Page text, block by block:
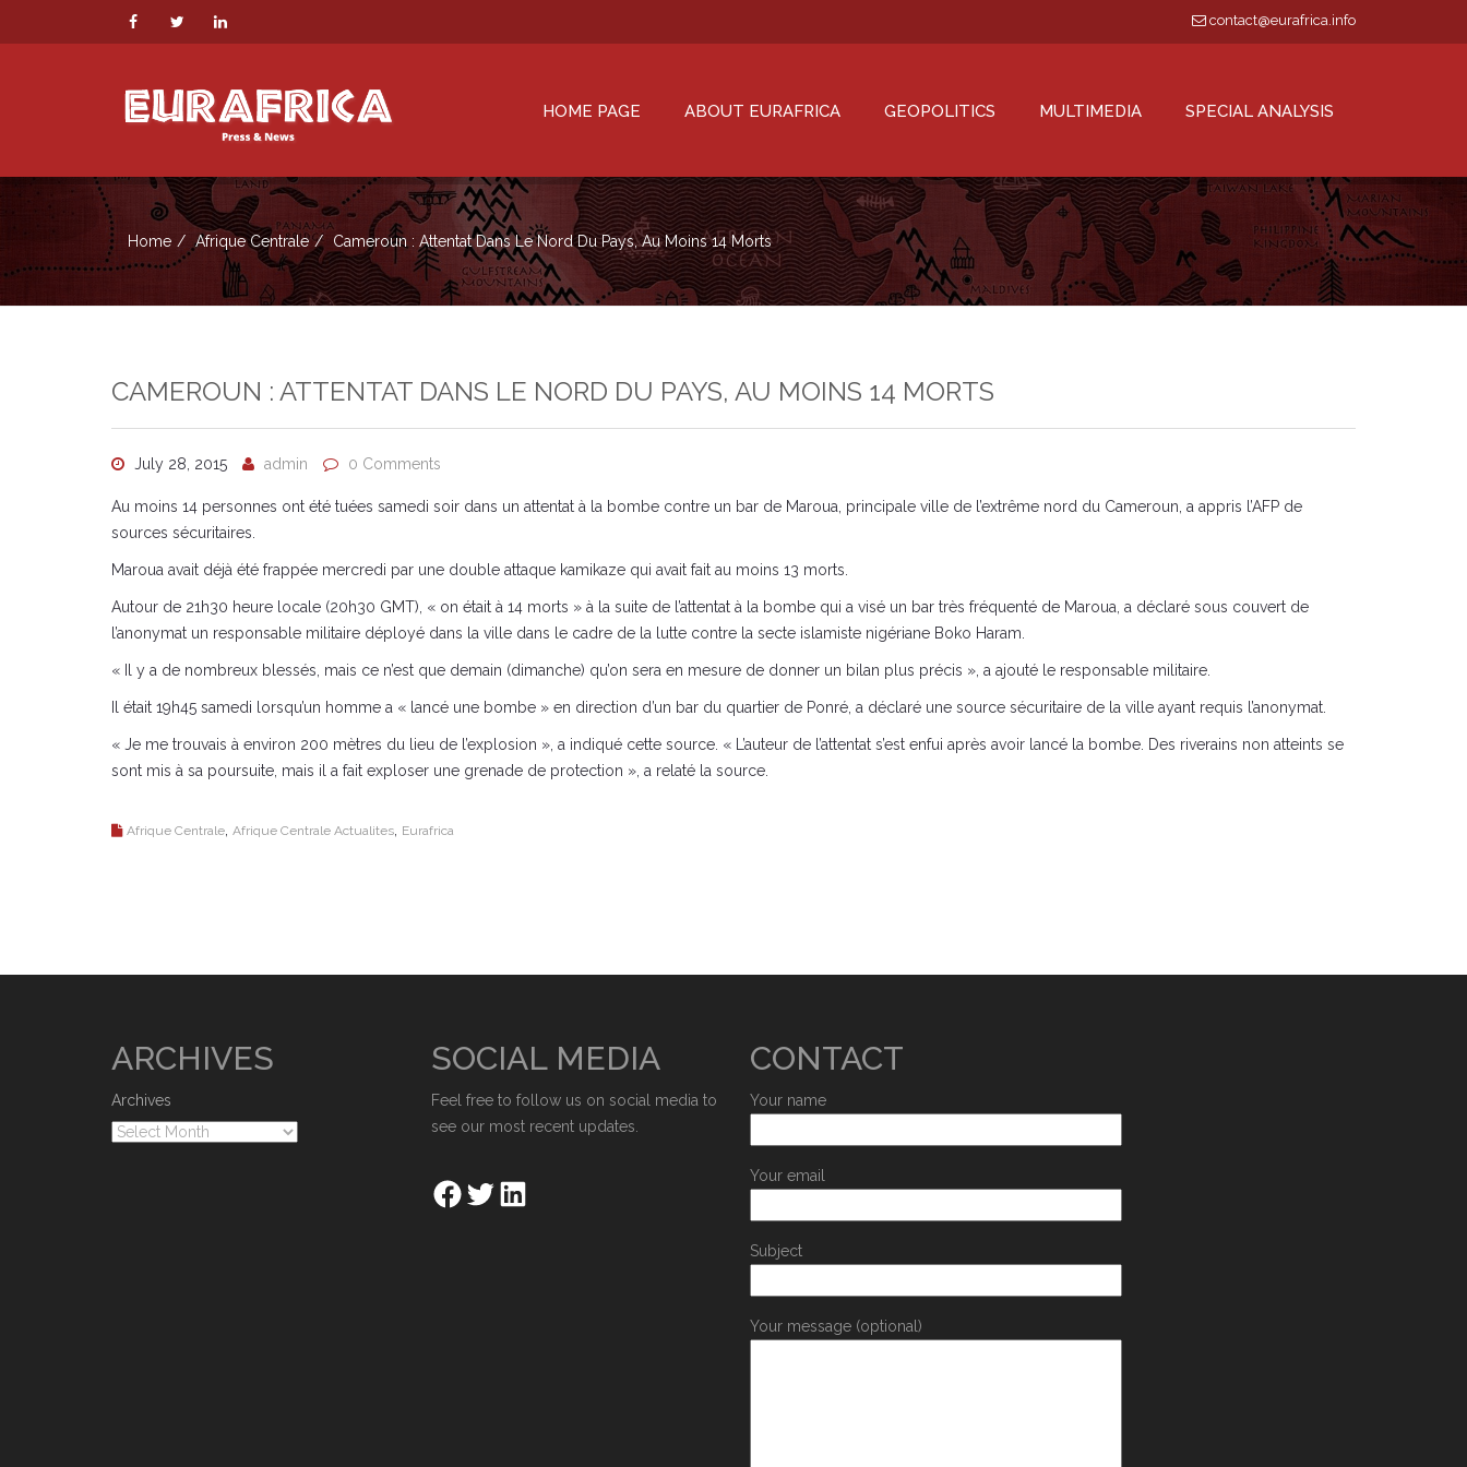
contact@eurafrica.info
HOME PAGE ABOUT EURAFRICA GEOPOLITICS MULTIMEDIA SPECIAL ANALYSIS
Home Afrique Centrale Cameroun : Attentat Dans Le Nord Du Pays, Au Moins 14 Morts
CAMEROUN : ATTENTAT DANS LE NORD DU PAYS, AU MOINS 14 MORTS
July 28, 2015 admin 0 Comments
Au moins 14 personnes ont été tuées samedi soir dans un attentat à la bombe contre un bar de Maroua, principale ville de l’extrême nord du Cameroun, a appris l’AFP de
sources sécuritaires.
Maroua avait déjà été frappée mercredi par une double attaque kamikaze qui avait fait au moins 13 morts.
Autour de 21h30 heure locale (20h30 GMT), « on était à 14 morts » à la suite de l’attentat à la bombe qui a visé un bar très fréquenté de Maroua, a déclaré sous couvert de
l’anonymat un responsable militaire déployé dans la ville dans le cadre de la lutte contre la secte islamiste nigériane Boko Haram.
« Il y a de nombreux blessés, mais ce n’est que demain (dimanche) qu’on sera en mesure de donner un bilan plus précis », a ajouté le responsable militaire.
Il était 19h45 samedi lorsqu’un homme a « lancé une bombe » en direction d’un bar du quartier de Ponré, a déclaré une source sécuritaire de la ville ayant requis l’anonymat.
« Je me trouvais à environ 200 mètres du lieu de l’explosion », a indiqué cette source. « L’auteur de l’attentat s’est enfui après avoir lancé la bombe. Des riverains non atteints se
sont mis à sa poursuite, mais il a fait exploser une grenade de protection », a relaté la source.
Afrique Centrale Afrique Centrale Actualites Eurafrica
ARCHIVES
Archives
SOCIAL MEDIA
Feel free to follow us on social media to
see our most recent updates.
CONTACT
Your name
Your email
Subject
Your message (optional)